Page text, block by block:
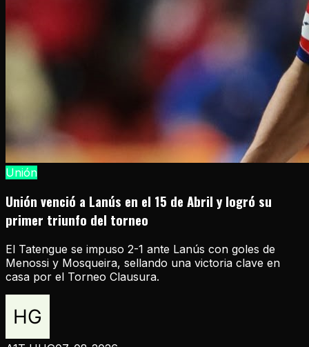
Unión
Unión venció a Lanús en el 15 de Abril y logró su
primer triunfo del torneo
El Tatengue se impuso 2-1 ante Lanús con goles de
Menossi y Mosqueira, sellando una victoria clave en
casa por el Torneo Clausura.